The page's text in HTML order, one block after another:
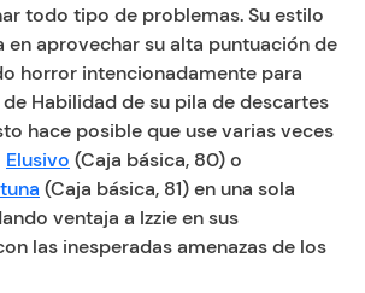
todo tipo de problemas. Su estilo
en aprovechar su alta puntuación de
horror intencionadamente para
Habilidad de su pila de descartes
hace posible que use varias veces
Elusivo (Caja básica, 80) o
(Caja básica, 81) en una sola
ventaja a Izzie en sus
las inesperadas amenazas de los